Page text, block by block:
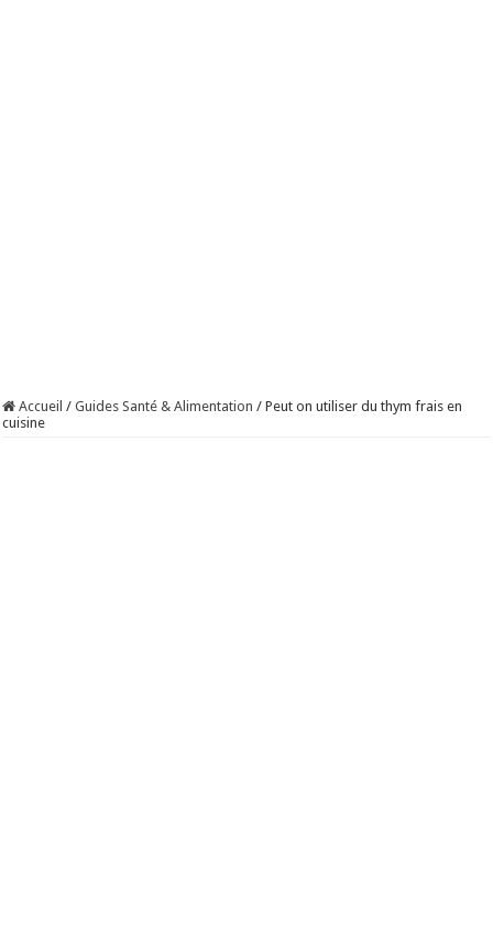
Accueil / Guides Santé & Alimentation / Peut on utiliser du thym frais en
cuisine